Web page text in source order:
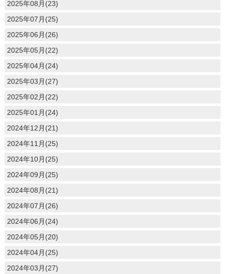
2025年08月(23)
2025年07月(25)
2025年06月(26)
2025年05月(22)
2025年04月(24)
2025年03月(27)
2025年02月(22)
2025年01月(24)
2024年12月(21)
2024年11月(25)
2024年10月(25)
2024年09月(25)
2024年08月(21)
2024年07月(26)
2024年06月(24)
2024年05月(20)
2024年04月(25)
2024年03月(27)